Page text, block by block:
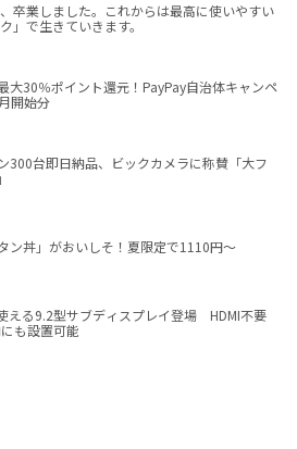
卒業しました。これからは最高に使いやすい
」で生きていきます。
大30％ポイント還元！PayPay自治体キャンペ
開始分
300台即日納品、ビックカメラに称賛「大フ
ン丼」がおいしそ！夏限定で1110円～
える9.2型サブディスプレイ登場 HDMI不要
も設置可能